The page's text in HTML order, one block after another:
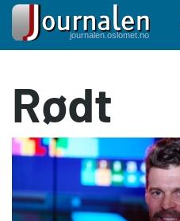
hovedinnhold
Rødt